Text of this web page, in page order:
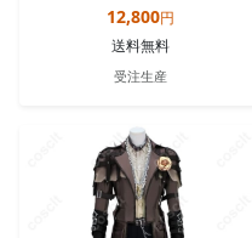
12,800円
送料無料
受注生産